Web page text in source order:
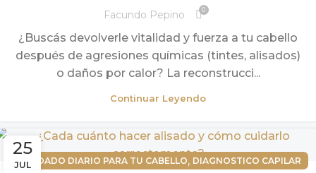
Facundo Pepino 0
¿Buscás devolverle vitalidad y fuerza a tu cabello
después de agresiones químicas (tintes, alisados)
o daños por calor? La reconstrucci...
Continuar Leyendo
25
JULCUIDADO DIARIO PARA TU CABELLO, DIAGNOSTICO CAPILAR